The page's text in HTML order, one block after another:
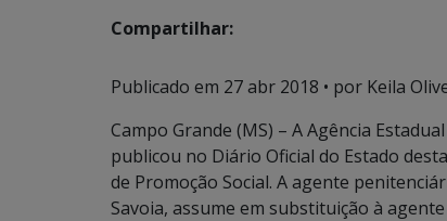
Compartilhar:
Publicado em 27 abr 2018 • por Keila
Campo Grande (MS) – A Agência
publicou no Diário Oficial do Estado
de Promoção Social. A agente
Savoia, assume em substituição à